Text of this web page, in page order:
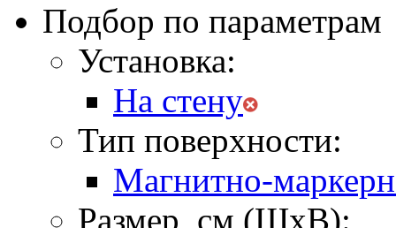
Подбор по параметрам
Установка:
На стену
Тип поверхности:
Магнитно-
Размер, см (ШхВ):